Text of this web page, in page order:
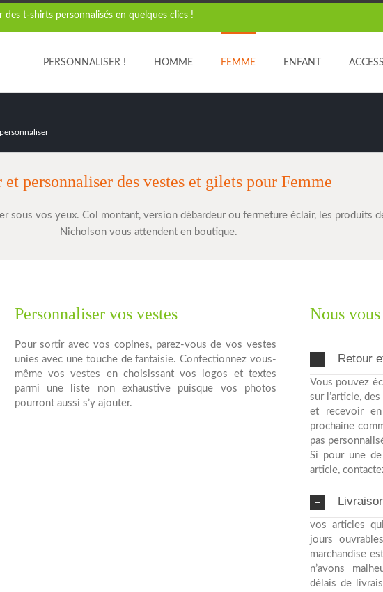
t-shirts personnalisés en quelques clics !
PERSONNALISER ! HOMME FEMME ENFANT
et personnaliser des vestes et gilets pour Femme
sous vos yeux. Col montant, version débardeur ou fermeture éclair, les produits
Nicholson vous attendent en boutique.
Personnaliser vos vestes
Pour sortir avec vos copines, parez-vous de vos vestes
unies avec une touche de fantaisie. Confectionnez vous-
même vos vestes en choisissant vos logos et textes
parmi une liste non exhaustive puisque vos photos
pourront aussi s’y ajouter.
Nous
Retour
Vous pouvez
sur l’article,
et recevoir
prochaine
pas
Si pour une
article,
vos articles
jours
marchandise
n’avons
délais de